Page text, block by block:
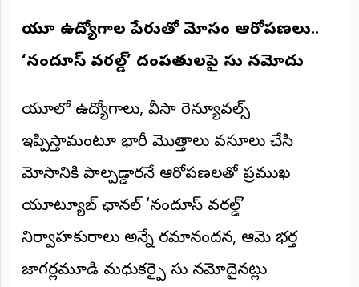
డెస్క్
DESK)
రిపోర్టర్లు
రిపోర్టర్‌గా
(Login)
©
యూకే ఉద్యోగాల పేరుతో మోసం ఆరోపణలు..
‘నందూస్ వరల్డ్’ దంపతులపై కేసు నమోదు
యూకేలో ఉద్యోగాలు, వీసా రెన్యూవల్స్
ఇప్పిస్తామంటూ భారీ మొత్తాలు వసూలు చేసి
మోసానికి పాల్పడ్డారనే ఆరోపణలతో ప్రముఖ
యూట్యూబ్ ఛానల్ ‘నందూస్ వరల్డ్’
నిర్వాహకురాలు అన్నే రమానందన, ఆమె భర్త
జాగర్లమూడి మధుకర్పై కేసు నమోదైనట్లు